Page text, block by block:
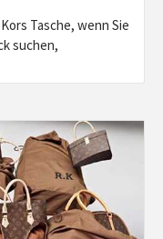
Tasche, wenn Sie
suchen,